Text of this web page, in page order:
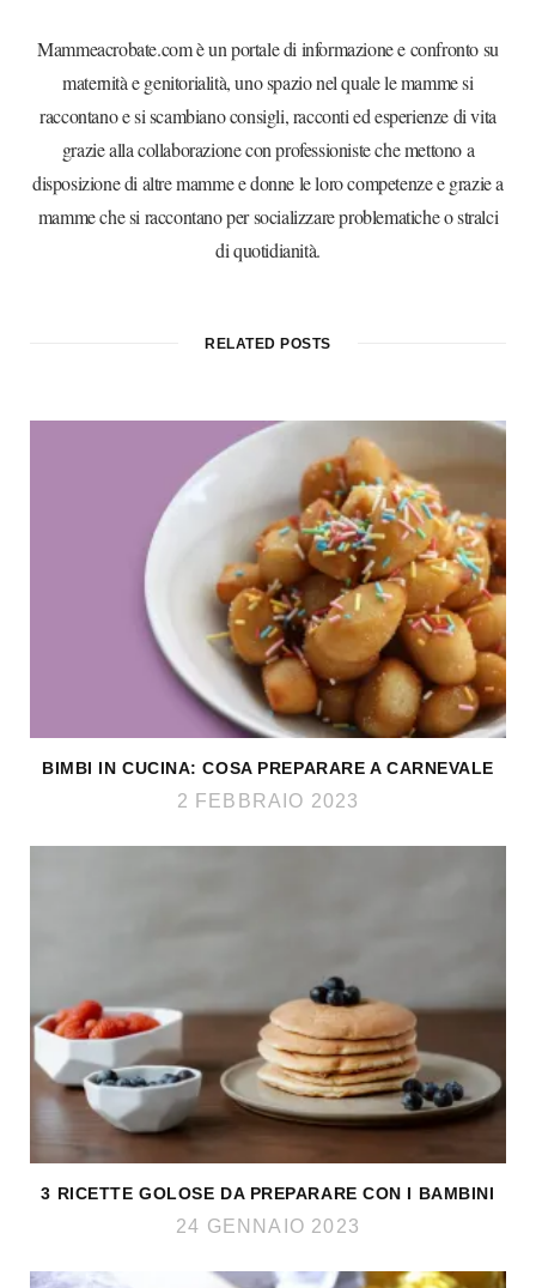
Mammeacrobate.com è un portale di informazione e confronto su
maternità e genitorialità, uno spazio nel quale le mamme si
raccontano e si scambiano consigli, racconti ed esperienze di vita
grazie alla collaborazione con professioniste che mettono a
disposizione di altre mamme e donne le loro competenze e grazie a
mamme che si raccontano per socializzare problematiche o stralci
di quotidianità.
RELATED POSTS
BIMBI IN CUCINA: COSA PREPARARE A CARNEVALE
2 FEBBRAIO 2023
3 RICETTE GOLOSE DA PREPARARE CON I BAMBINI
24 GENNAIO 2023